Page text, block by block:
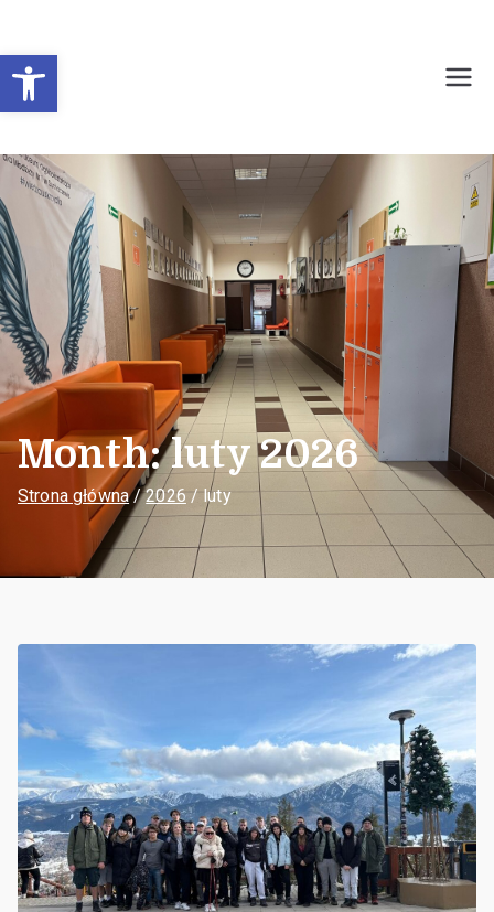
Otwórz pasek narzędzi
Młodzieży Nr 1 w
Sochaczewie
Month:luty 2026
Strona główna 2026 luty